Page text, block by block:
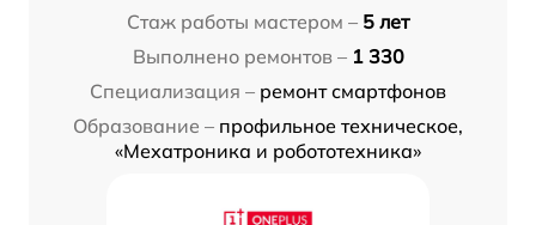
Стаж работы мастером – 5 лет
Выполнено ремонтов – 1 330
Специализация – ремонт смартфонов
Образование – профильное техническое,
«Мехатроника и робототехника»